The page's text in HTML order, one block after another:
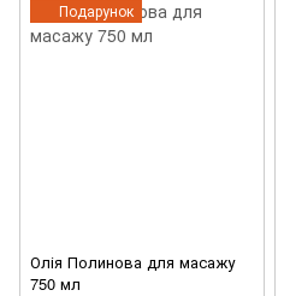
Подарунок
Олія Полинова для масажу
750 мл